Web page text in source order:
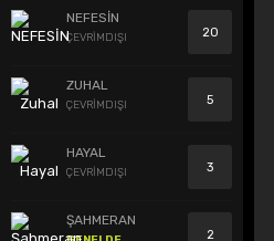
NEFESİN
ÇEVRİMDIŞI 20
ZUHAL
ÇEVRİMDIŞI 5
HAYAL
ÇEVRİMDIŞI 3
ŞAHMERAN
2